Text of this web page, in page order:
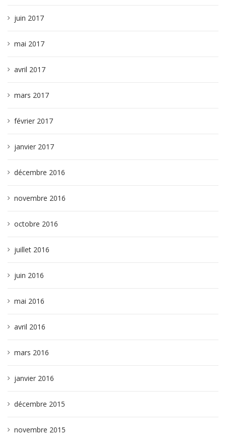
juin 2017
mai 2017
avril 2017
mars 2017
février 2017
janvier 2017
décembre 2016
novembre 2016
octobre 2016
juillet 2016
juin 2016
mai 2016
avril 2016
mars 2016
janvier 2016
décembre 2015
novembre 2015